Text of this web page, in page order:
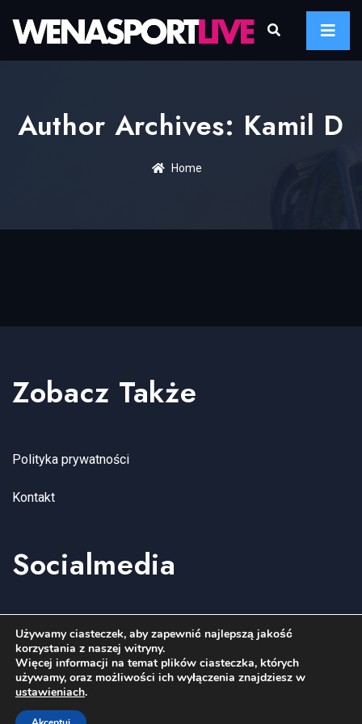
Author Archives: Kamil D
Home
Zobacz Także
Polityka prywatności
Kontakt
Socialmedia
YouTube
Facebook
Instagram
Copyright wenagroup.com 2006-2026. All Rights Reserved.
Używamy ciasteczek, aby zapewnić najlepszą jakość
korzystania z naszej witryny.
Więcej informacji na temat plików ciasteczka, których
używamy, oraz możliwości ich wyłączenia znajdziesz w
ustawieniach.